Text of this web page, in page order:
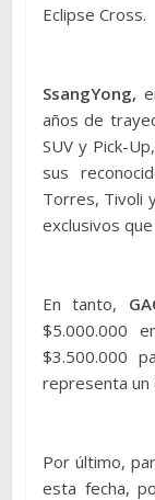
Eclipse Cross.
SsangYong,
años de
SUV y Pick-
sus
Torres, Tivoli
exclusivos
En tanto,
$5.000.000
$3.500.000
representa un
Por último,
esta fecha,